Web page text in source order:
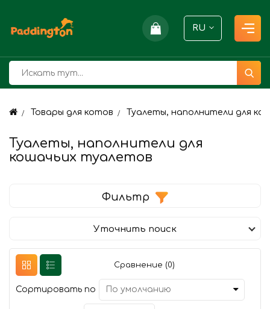
RU
Товары для котов Туалеты, наполнители для
Туалеты, наполнители для
кошачьих туалетов
Фильтр
Уточнить поиск
Сравнение (0)
Сортировать по